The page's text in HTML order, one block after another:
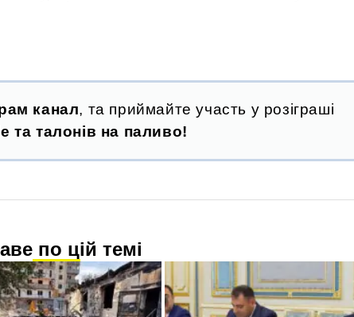
канал, та приймайте участь у розіграші
та талонів на паливо!
по цій темі